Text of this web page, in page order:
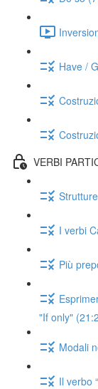
Have /
VERBI
I verbi
Più
"If only"
Modali
Il verbo